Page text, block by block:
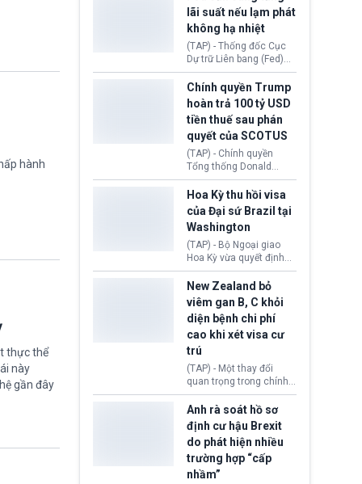
hành
thực thể
này
gần đây
Morocco.
hiến tạng Network for
Hope (bang Kentucky).
Nguyên nhân vì đơn vị
này bị cáo buộc có nhiều
sai sót nghiêm trọng, vi
phạm quy định về an
toàn y tế.
lãi suất nếu lạm phát
không hạ nhiệt
(TAP) - Thống đốc Cục
Dự trữ Liên bang (Fed)
Lisa Cook nói sẽ ủng hộ
tăng lãi suất nếu lạm
phát ở Hoa Kỳ không tiếp
tục giảm trong thời gian
tới.
Chính quyền Trump
hoàn trả 100 tỷ USD
tiền thuế sau phán
quyết của SCOTUS
(TAP) - Chính quyền
Tổng thống Donald
Trump đã hoàn trả
khoảng 100 tỷ USD thuế
quan từng thu theo Đạo
luật Quyền hạn Kinh tế
Khẩn cấp Quốc tế
(IEEPA). Động thái này
diễn ra sau phán quyết
hồi tháng 2 bởi Tòa án
Tối cao Hoa Kỳ
(SCOTUS) khi tuyên bố,
việc áp thuế diện rộng là
hoàn toàn bất hợp pháp.
Hoa Kỳ thu hồi visa
của Đại sứ Brazil tại
Washington
(TAP) - Bộ Ngoại giao
Hoa Kỳ vừa quyết định
thu hồi thị thực (visa)
của bà Maria Luiza
Ribeiro Viotti - Đại sứ
Brazil tại Washington.
Động thái trên diễn ra
trong bối cảnh tranh
chấp ngoại giao giữa
chính quyền Tổng thống
Donald Trump và chính
phủ cánh tả Tổng thống
da Silva đang leo thang
gay gắt.
New Zealand bỏ
viêm gan B, C khỏi
diện bệnh chi phí
cao khi xét visa cư
trú
(TAP) - Một thay đổi
quan trọng trong chính
sách nhập cư của New
Zealand đang mở ra
thêm cơ hội cho nhiều
người muốn định cư. Từ
nay, người mắc viêm
gan B hoặc viêm gan C
sẽ không còn bị mặc
Anh rà soát hồ sơ
định cư hậu Brexit
do phát hiện nhiều
trường hợp “cấp
nhầm”